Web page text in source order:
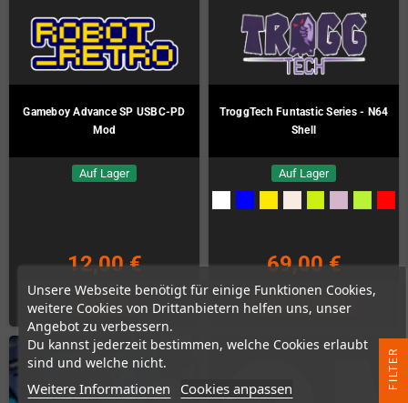
Unsere Webseite benötigt für einige Funktionen Cookies,
weitere Cookies von Drittanbietern helfen uns, unser
Angebot zu verbessern.
Du kannst jederzeit bestimmen, welche Cookies erlaubt
sind und welche nicht.
Weitere Informationen Cookies anpassen
Gameboy Advance SP USBC-PD
Mod
Auf Lager
12,00 €
KAUFEN
TroggTech Funtastic Series - N64
Shell
Auf Lager
69,00 €
ZUM PRODUKT
R